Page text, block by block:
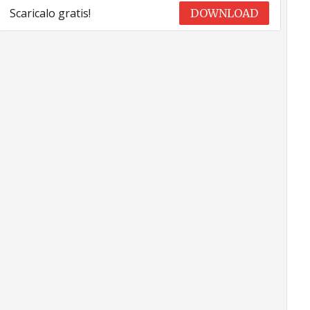
Scaricalo gratis! DOWNLOAD